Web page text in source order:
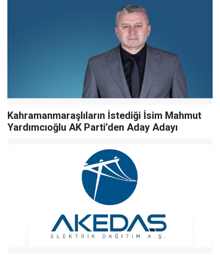
Kahramanmaraşlıların İstediği İsim Mahmut
Yardımcıoğlu AK Parti’den Aday Adayı